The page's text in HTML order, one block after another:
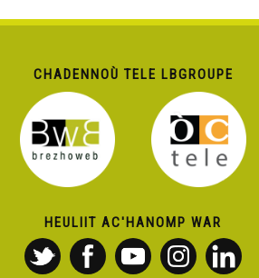
CHADENNOÙ TELE LBGROUPE
HEULIIT AC'HANOMP WAR